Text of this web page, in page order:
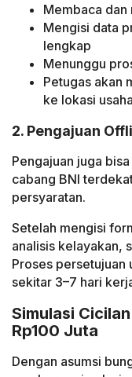
Membaca
Mengisi data
lengkap
Menunggu
Petugas akan
ke lokasi usaha
2. Pengajuan
Pengajuan juga
cabang BNI
persyaratan.
Setelah mengisi
analisis kelayakan,
Proses persetujuan
sekitar 3–7 hari
Simulasi
Rp100 Juta
Dengan asumsi